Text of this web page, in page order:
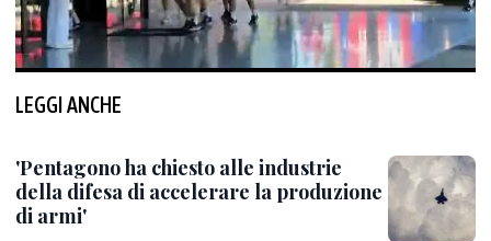
LEGGI ANCHE
'Pentagono ha chiesto alle industrie
della difesa di accelerare la produzione
di armi'